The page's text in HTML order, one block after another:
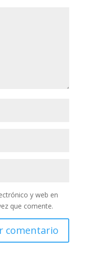
y web en
que comente.